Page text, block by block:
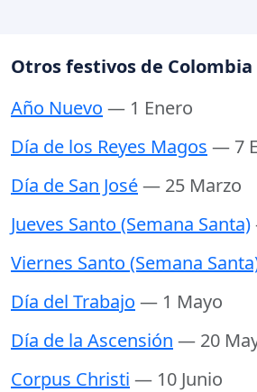
Otros festivos de Colombia
Año Nuevo — 1 Enero
Día de los Reyes Magos — 7
Día de San José— 25 Marzo
Jueves Santo (Semana Santa)
Viernes Santo (Semana
Día del Trabajo — 1 Mayo
Día de la Ascensión — 20
Corpus Christi — 10 Junio